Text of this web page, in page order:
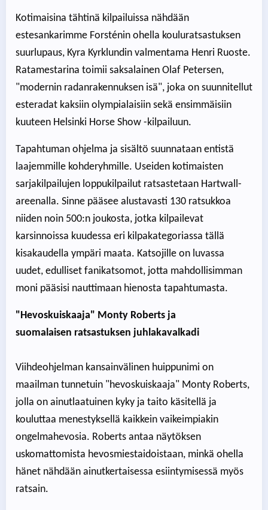
Kotimaisina tähtinä kilpailuissa nähdään
estesankarimme Forsténin ohella kouluratsastuksen
suurlupaus, Kyra Kyrklundin valmentama Henri Ruoste.
Ratamestarina toimii saksalainen Olaf Petersen,
"modernin radanrakennuksen isä", joka on suunnitellut
esteradat kaksiin olympialaisiin sekä ensimmäisiin
kuuteen Helsinki Horse Show -kilpailuun.
Tapahtuman ohjelma ja sisältö suunnataan entistä
laajemmille kohderyhmille. Useiden kotimaisten
sarjakilpailujen loppukilpailut ratsastetaan Hartwall-
areenalla. Sinne pääsee alustavasti 130 ratsukkoa
niiden noin 500:n joukosta, jotka kilpailevat
karsinnoissa kuudessa eri kilpakategoriassa tällä
kisakaudella ympäri maata. Katsojille on luvassa
uudet, edulliset fanikatsomot, jotta mahdollisimman
moni pääsisi nauttimaan hienosta tapahtumasta.
"Hevoskuiskaaja" Monty Roberts ja
suomalaisen ratsastuksen juhlakavalkadi
Viihdeohjelman kansainvälinen huippunimi on
maailman tunnetuin "hevoskuiskaaja" Monty Roberts,
jolla on ainutlaatuinen kyky ja taito käsitellä ja
kouluttaa menestyksellä kaikkein vaikeimpiakin
ongelmahevosia. Roberts antaa näytöksen
uskomattomista hevosmiestaidoistaan, minkä ohella
hänet nähdään ainutkertaisessa esiintymisessä myös
ratsain.